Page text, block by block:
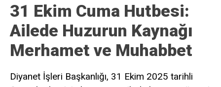
31 Ekim Cuma Hutbesi:
Ailede Huzurun Kaynağı
Merhamet ve Muhabbet
Diyanet İşleri Başkanlığı, 31 Ekim 2025 tarihli